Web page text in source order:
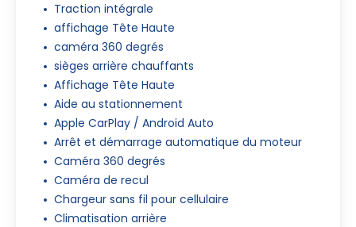
Traction intégrale
affichage Tête Haute
caméra 360 degrés
sièges arrière chauffants
Affichage Tête Haute
Aide au stationnement
Apple CarPlay / Android Auto
Arrêt et démarrage automatique du moteur
Caméra 360 degrés
Caméra de recul
Chargeur sans fil pour cellulaire
Climatisation arrière